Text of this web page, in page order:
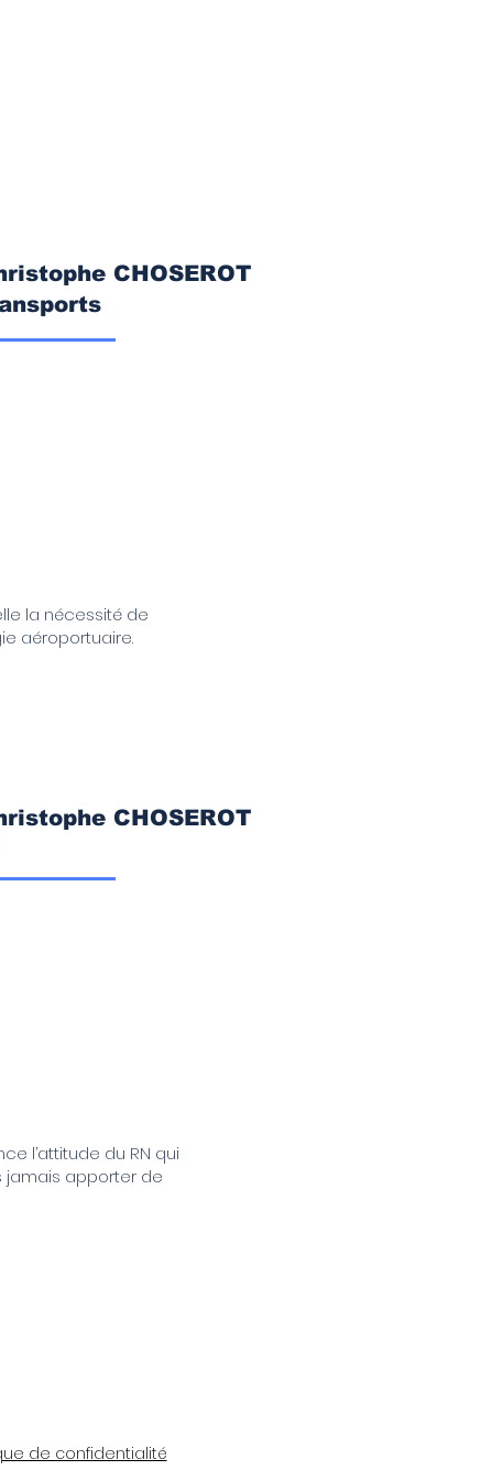
CHOSEROT
la nécessité de
aéroportuaire.
CHOSEROT
l’attitude du RN qui
jamais apporter de
de confidentialité